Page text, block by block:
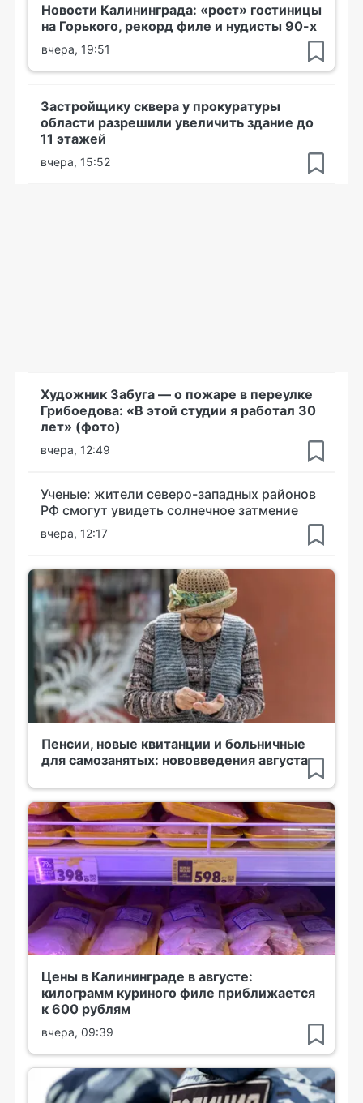
Новости Калининграда: «рост» гостиницы
на Горького, рекорд филе и нудисты 90-х
вчера, 19:51
Застройщику сквера у прокуратуры
области разрешили увеличить здание до
11 этажей
вчера, 15:52
Художник Забуга — о пожаре в переулке
Грибоедова: «В этой студии я работал 30
лет» (фото)
вчера, 12:49
Ученые: жители северо-западных районов
РФ смогут увидеть солнечное затмение
вчера, 12:17
Пенсии, новые квитанции и больничные
для самозанятых: нововведения августа
Цены в Калининграде в августе:
килограмм куриного филе приближается
к 600 рублям
вчера, 09:39